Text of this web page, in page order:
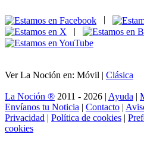
|
Ver La Noción en: Móvil | Clásica
La Noción ® 2011 - 2026 | Ayuda |
Envíanos tu Noticia | Contacto |
Privacidad | Política de cookies |
cookies